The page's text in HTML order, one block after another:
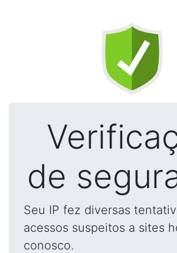
de
Seu IP fez diversas
acessos suspeitos a sites
conosco.